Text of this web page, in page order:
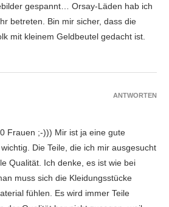
gespannt… Orsay-Läden hab ich
betreten. Bin mir sicher, dass die
mit kleinem Geldbeutel gedacht ist.
Frauen ;-))) Mir ist ja eine gute
Die Teile, die ich mir ausgesucht
Qualität. Ich denke, es ist wie bei
muss sich die Kleidungsstücke
fühlen. Es wird immer Teile
ANTWORTEN